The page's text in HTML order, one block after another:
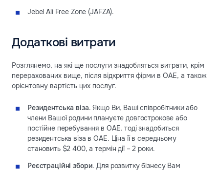
Jebel Ali Free Zone (JAFZA).
Додаткові витрати
Розглянемо, на які ще послуги знадобляться витрати, крім
перерахованих вище, після відкриття фірми в ОАЕ, а також
орієнтовну вартість цих послуг.
Резидентська віза. Якщо Ви, Ваші співробітники або
члени Вашої родини плануєте довгострокове або
постійне перебування в ОАЕ, тоді знадобиться
резидентська віза в ОАЕ. Ціна її в середньому
становить $2 400, а термін дії – 2 роки.
Реєстраційні збори. Для розвитку бізнесу Вам